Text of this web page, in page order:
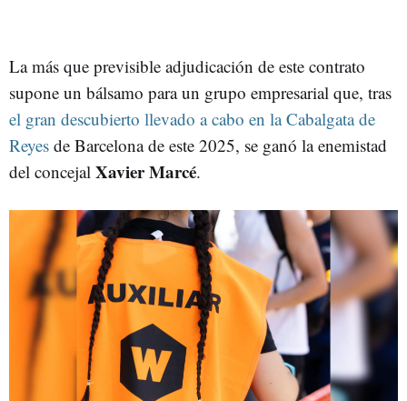
La más que previsible adjudicación de este contrato
supone un bálsamo para un grupo empresarial que, tras
el gran descubierto llevado a cabo en la Cabalgata de
Reyes de Barcelona de este 2025, se ganó la enemistad
del concejal Xavier Marcé.